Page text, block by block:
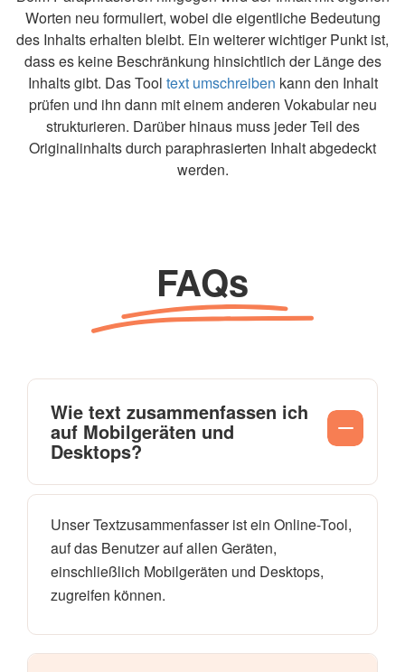
Worten neu formuliert, wobei die eigentliche Bedeutung
des Inhalts erhalten bleibt. Ein weiterer wichtiger Punkt ist,
dass es keine Beschränkung hinsichtlich der Länge des
Inhalts gibt. Das Tool text umschreiben kann den Inhalt
prüfen und ihn dann mit einem anderen Vokabular neu
strukturieren. Darüber hinaus muss jeder Teil des
Originalinhalts durch paraphrasierten Inhalt abgedeckt
werden.
FAQs
Wie text zusammenfassen ich
auf Mobilgeräten und
Desktops?
Unser Textzusammenfasser ist ein Online-Tool,
auf das Benutzer auf allen Geräten,
einschließlich Mobilgeräten und Desktops,
zugreifen können.